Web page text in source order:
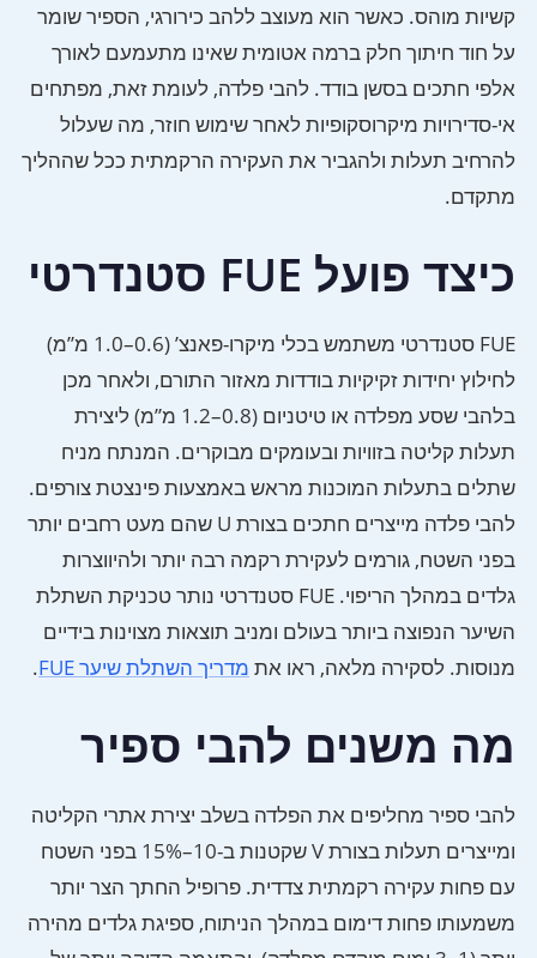
קשיות מוהס. כאשר הוא מעוצב ללהב כירורגי, הספיר שומר
על חוד חיתוך חלק ברמה אטומית שאינו מתעמעם לאורך
אלפי חתכים בסשן בודד. להבי פלדה, לעומת זאת, מפתחים
אי-סדירויות מיקרוסקופיות לאחר שימוש חוזר, מה שעלול
להרחיב תעלות ולהגביר את העקירה הרקמתית ככל שההליך
מתקדם.
כיצד פועל FUE סטנדרטי
FUE סטנדרטי משתמש בכלי מיקרו-פאנצ’ (0.6–1.0 מ”מ)
לחילוץ יחידות זקיקיות בודדות מאזור התורם, ולאחר מכן
בלהבי שסע מפלדה או טיטניום (0.8–1.2 מ”מ) ליצירת
תעלות קליטה בזוויות ובעומקים מבוקרים. המנתח מניח
שתלים בתעלות המוכנות מראש באמצעות פינצטת צורפים.
להבי פלדה מייצרים חתכים בצורת U שהם מעט רחבים יותר
בפני השטח, גורמים לעקירת רקמה רבה יותר ולהיווצרות
גלדים במהלך הריפוי. FUE סטנדרטי נותר טכניקת השתלת
השיער הנפוצה ביותר בעולם ומניב תוצאות מצוינות בידיים
מנוסות. לסקירה מלאה, ראו את מדריך השתלת שיער FUE .
מה משנים להבי ספיר
להבי ספיר מחליפים את הפלדה בשלב יצירת אתרי הקליטה
ומייצרים תעלות בצורת V שקטנות ב-10–15% בפני השטח
עם פחות עקירה רקמתית צדדית. פרופיל החתך הצר יותר
משמעותו פחות דימום במהלך הניתוח, ספיגת גלדים מהירה